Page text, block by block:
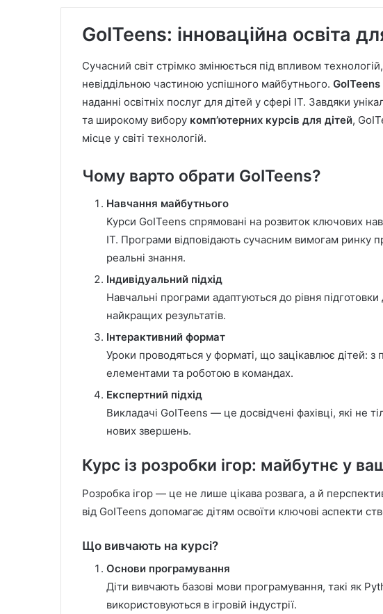
GoITeens: інноваційна освіта
Сучасний світ стрімко змінюється під впливом
невіддільною частиною успішного майбутнього. GoITeens
наданні освітніх послуг для дітей у сфері IT. Завдяки
та широкому вибору комп’ютерних курсів для дітей,
місце у світі технологій.
Чому варто обрати GoITeens?
Навчання майбутнього
Курси GoITeens спрямовані на розвиток ключових
IT. Програми відповідають сучасним вимогам ринку
реальні знання.
Індивідуальний підхід
Навчальні програми адаптуються до рівня
найкращих результатів.
Інтерактивний формат
Уроки проводяться у форматі, що зацікавлює дітей:
елементами та роботою в командах.
Експертний підхід
Викладачі GoITeens — це досвідчені фахівці, які не
нових звершень.
Курс із розробки ігор: майбутнє у
Розробка ігор — це не лише цікава розвага, а й
від GoITeens допомагає дітям освоїти ключові аспекти
Що вивчають на курсі?
Основи програмування
Діти вивчають базові мови програмування, такі як
використовуються в ігровій індустрії.